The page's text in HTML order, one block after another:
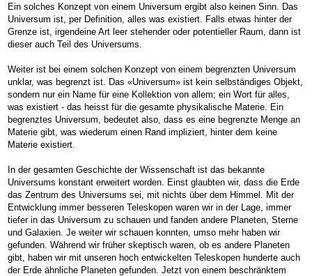
Ein solches Konzept von einem Universum ergibt also keinen Sinn. Das
Universum ist, per Definition, alles was existiert. Falls etwas hinter der
Grenze ist, irgendeine Art leer stehender oder potentieller Raum, dann ist
dieser auch Teil des Universums.
Weiter ist bei einem solchen Konzept von einem begrenzten Universum
unklar, was begrenzt ist. Das «Universum» ist kein selbständiges Objekt,
sondern nur ein Name für eine Kollektion von allem; ein Wort für alles,
was existiert - das heisst für die gesamte physikalische Materie. Ein
begrenztes Universum, bedeutet also, dass es eine begrenzte Menge an
Materie gibt, was wiederum einen Rand impliziert, hinter dem keine
Materie existiert.
In der gesamten Geschichte der Wissenschaft ist das bekannte
Universums konstant erweitert worden. Einst glaubten wir, dass die Erde
das Zentrum des Universums sei, mit nichts über dem Himmel. Mit der
Entwicklung immer besseren Teleskopen waren wir in der Lage, immer
tiefer in das Universum zu schauen und fanden andere Planeten, Sterne
und Galaxien. Je weiter wir schauen konnten, umso mehr haben wir
gefunden. Während wir früher skeptisch waren, ob es andere Planeten
gibt, haben wir mit unseren hoch entwickelten Teleskopen hunderte auch
der Erde ähnliche Planeten gefunden. Jetzt von einem beschränktem